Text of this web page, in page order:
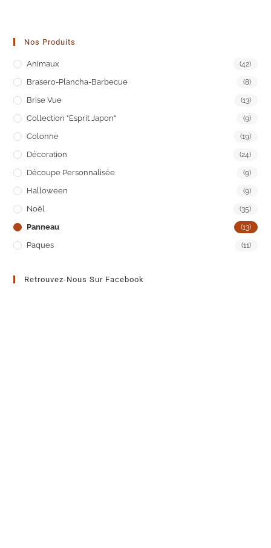
Nos Produits
Animaux (42)
Brasero-Plancha-Barbecue (8)
Brise Vue (13)
Collection "Esprit Japon" (9)
Colonne (19)
Décoration (24)
Découpe Personnalisée (9)
Halloween (9)
Noël (35)
Panneau (13)
Paques (11)
Retrouvez-Nous Sur Facebook